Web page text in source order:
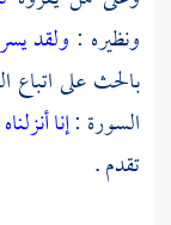
ونظيره : ولقد
بالحث على اتباع
السورة :إنا
تقدم .